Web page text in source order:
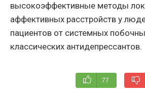
высокоэффективные методы
аффективных расстройств у
пациентов от системных
классических антидепрессантов.
77